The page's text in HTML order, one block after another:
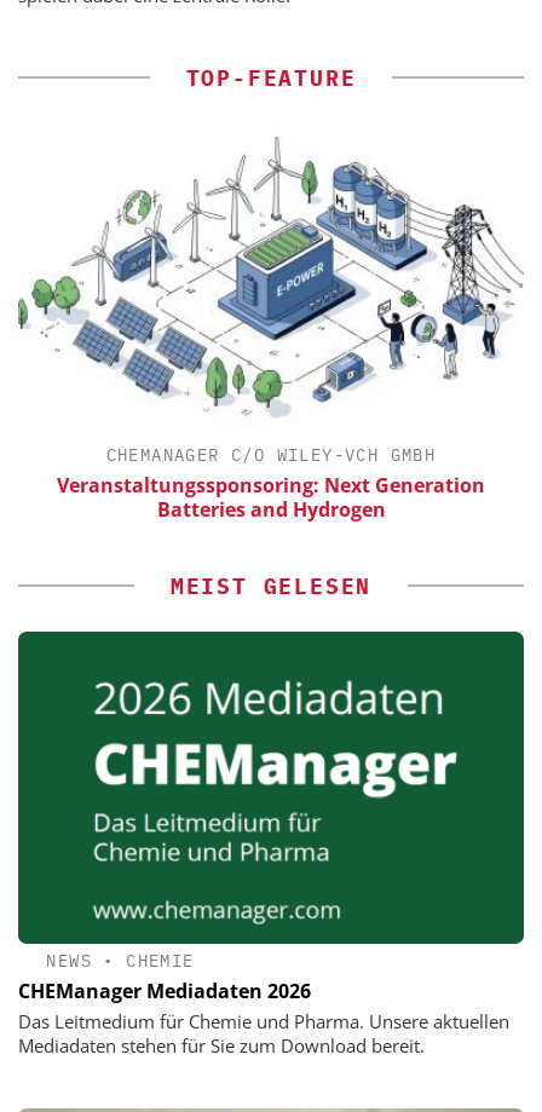
TOP-FEATURE
CHEMANAGER C/O WILEY-VCH GMBH
Veranstaltungssponsoring: Next Generation
Batteries and Hydrogen
MEIST GELESEN
NEWS • CHEMIE
CHEManager Mediadaten 2026
Das Leitmedium für Chemie und Pharma. Unsere aktuellen
Mediadaten stehen für Sie zum Download bereit.